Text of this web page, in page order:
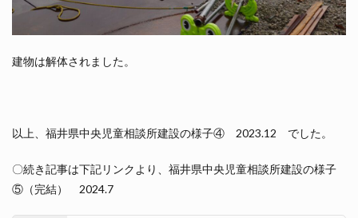
建物は解体されました。
以上、福井県中央児童相談所建設の様子④ 2023.12 でした。
〇続き記事は下記リンクより、福井県中央児童相談所建設の様子
⑤（完結） 2024.7